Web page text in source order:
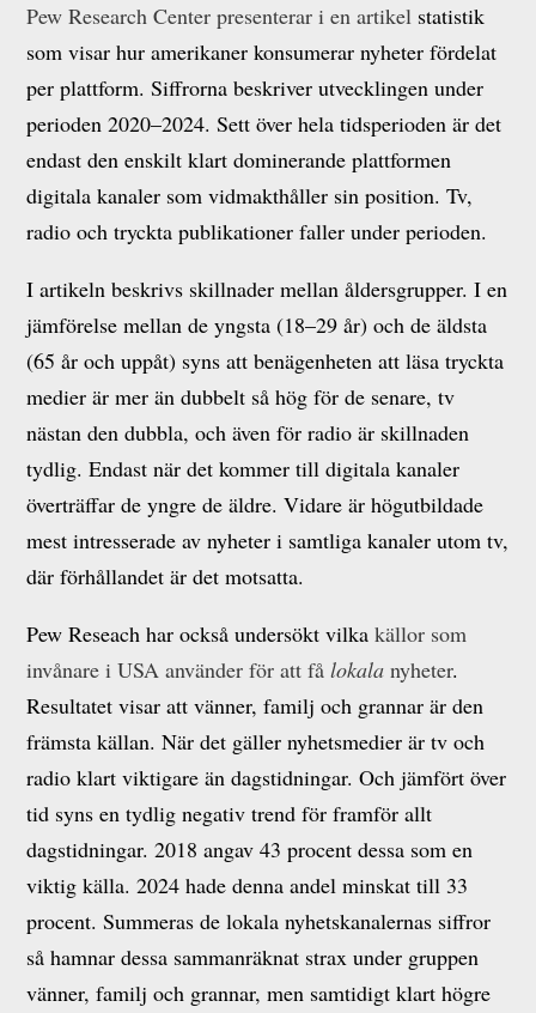
Pew Research Center presenterar i en artikel statistik
som visar hur amerikaner konsumerar nyheter fördelat
per plattform. Siffrorna beskriver utvecklingen under
perioden 2020–2024. Sett över hela tidsperioden är det
endast den enskilt klart dominerande plattformen
digitala kanaler som vidmakthåller sin position. Tv,
radio och tryckta publikationer faller under perioden.
I artikeln beskrivs skillnader mellan åldersgrupper. I en
jämförelse mellan de yngsta (18–29 år) och de äldsta
(65 år och uppåt) syns att benägenheten att läsa tryckta
medier är mer än dubbelt så hög för de senare, tv
nästan den dubbla, och även för radio är skillnaden
tydlig. Endast när det kommer till digitala kanaler
överträffar de yngre de äldre. Vidare är högutbildade
mest intresserade av nyheter i samtliga kanaler utom tv,
där förhållandet är det motsatta.
Pew Reseach har också undersökt vilkakällor som
invånare i USA använder för att fålokalanyheter.
Resultatet visar att vänner, familj och grannar är den
främsta källan. När det gäller nyhetsmedier är tv och
radio klart viktigare än dagstidningar. Och jämfört över
tid syns en tydlig negativ trend för framför allt
dagstidningar. 2018 angav 43 procent dessa som en
viktig källa. 2024 hade denna andel minskat till 33
procent. Summeras de lokala nyhetskanalernas siffror
så hamnar dessa sammanräknat strax under gruppen
vänner, familj och grannar, men samtidigt klart högre